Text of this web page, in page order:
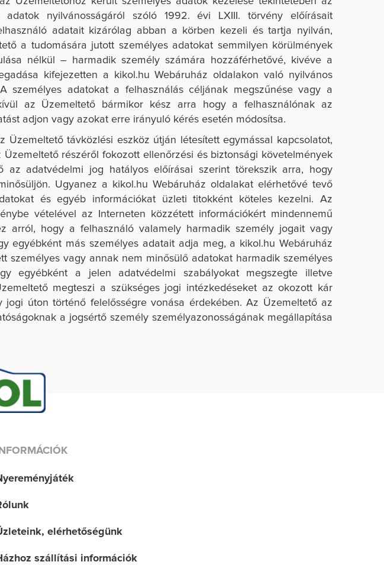
nyilvánosságáról szóló 1992. évi LXIII. törvény előírásait
adatait kizárólag abban a körben kezeli és tartja nyilván,
a tudomására jutott személyes adatokat semmilyen körülmények
nélkül – harmadik személy számára hozzáférhetővé, kivéve a
kifejezetten a
kikol.huWebáruház oldalakon való nyilvános
személyes adatokat a felhasználás céljának megszűnése vagy a
az Üzemeltető bármikor kész arra hogy a felhasználónak az
adjon vagy azokat erre irányuló kérés esetén módosítsa.
távközlési eszköz útján létesített egymással kapcsolatot,
részéről fokozott ellenőrzési és biztonsági követelmények
az adatvédelmi jog hatályos előírásai szerint törekszik arra, hogy
Ugyanez a
kikol.hu Webáruház oldalakat elérhetővé tevő
és egyéb információkat üzleti titokként köteles kezelni. Az
vételével az Interneten közzétett információkért mindennemű
arról, hogy a felhasználó valamely harmadik személy jogait vagy
egyébként más személyes adatait adja meg, a kikol.hu Webáruház
személyes vagy annak nem minősülő adatokat harmadik személyes
egyébként a jelen adatvédelmi szabályokat megszegte illetve
megteszi a szükséges jogi intézkedéseket az okozott kár
úton történő felelősségre vonása érdekében. Az Üzemeltető az
a jogsértő személy személyazonosságának megállapítása
INFORMÁCIÓK
elérhetőségünk
szállítási információk